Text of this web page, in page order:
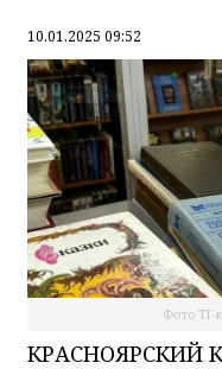
10.01.2025 09:52
Фото ТГ-
КРАСНОЯРСКИЙ